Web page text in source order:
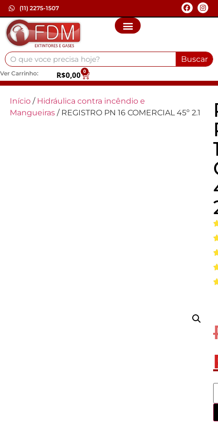
(11) 2275-1507
Buscar
Ver Carrinho: R$0,00 0
Início / Hidráulica contra incêndio e
Mangueiras / REGISTRO PN 16 COMERCIAL 45º 2.1